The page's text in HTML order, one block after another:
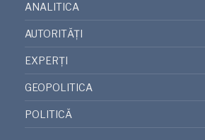
ANALITICA
AUTORITĂȚI
EXPERȚI
GEOPOLITICA
POLITICĂ